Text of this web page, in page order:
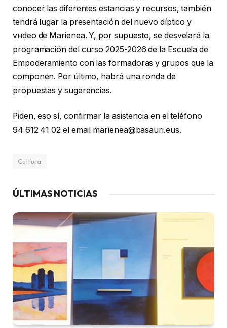
conocer las diferentes estancias y recursos, también
tendrá lugar la presentación del nuevo díptico y
vнdeo de Marienea. Y, por supuesto, se desvelará la
programación del curso 2025-2026 de la Escuela de
Empoderamiento con las formadoras y grupos que la
componen. Por último, habrá una ronda de
propuestas y sugerencias.
Piden, eso sí, confirmar la asistencia en el teléfono
94 612 41 02 el email marienea@basauri.eus.
Cultura
ÚLTIMAS NOTICIAS